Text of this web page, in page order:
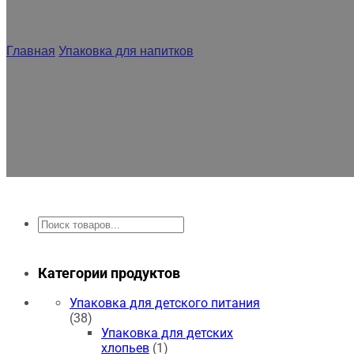
Главная Упаковка для напитков
Поиск
Категории продуктов
Упаковка для детского питания
(38)
Упаковка для детских
хлопьев (1)